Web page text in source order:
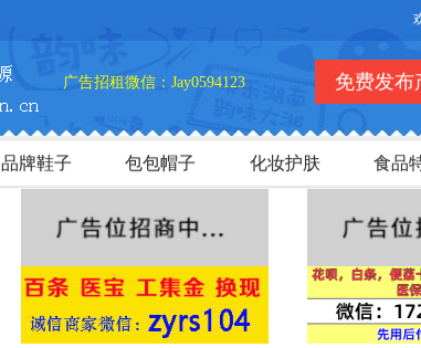
欢迎您
广告招租微信：Jay0594123 免费发布
品牌鞋子 包包帽子 化妆护肤 食品